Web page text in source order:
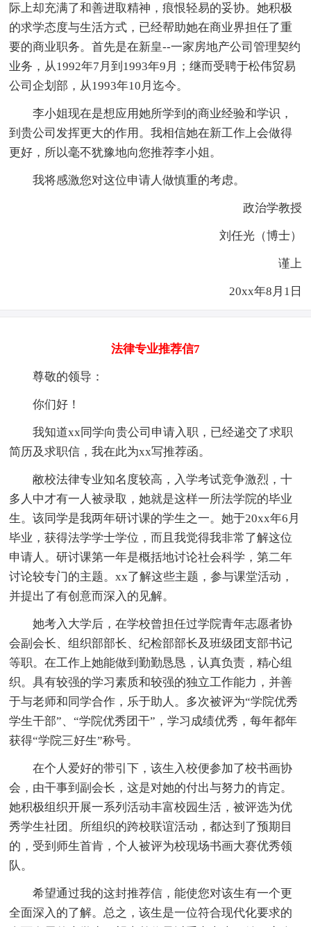
际上却充满了和善进取精神，痕恨轻易的妥协。她积极
的求学态度与生活方式，已经帮助她在商业界担任了重
要的商业职务。首先是在新皇--一家房地产公司管理契约
业务，从1992年7月到1993年9月；继而受聘于松伟贸易
公司企划部，从1993年10月迄今。
李小姐现在是想应用她所学到的商业经验和学识，
到贵公司发挥更大的作用。我相信她在新工作上会做得
更好，所以毫不犹豫地向您推荐李小姐。
我将感激您对这位申请人做慎重的考虑。
政治学教授
刘任光（博士）
谨上
20xx年8月1日
法律专业推荐信7
尊敬的领导：
你们好！
我知道xx同学向贵公司申请入职，已经递交了求职
简历及求职信，我在此为xx写推荐函。
敝校法律专业知名度较高，入学考试竞争激烈，十
多人中才有一人被录取，她就是这样一所法学院的毕业
生。该同学是我两年研讨课的学生之一。她于20xx年6月
毕业，获得法学学士学位，而且我觉得我非常了解这位
申请人。研讨课第一年是概括地讨论社会科学，第二年
讨论较专门的主题。xx了解这些主题，参与课堂活动，
并提出了有创意而深入的见解。
她考入大学后，在学校曾担任过学院青年志愿者协
会副会长、组织部部长、纪检部部长及班级团支部书记
等职。在工作上她能做到勤勤恳恳，认真负责，精心组
织。具有较强的学习素质和较强的独立工作能力，并善
于与老师和同学合作，乐于助人。多次被评为“学院优秀
学生干部”、“学院优秀团干”，学习成绩优秀，每年都年
获得“学院三好生”称号。
在个人爱好的带引下，该生入校便参加了校书画协
会，由干事到副会长，这是对她的付出与努力的肯定。
她积极组织开展一系列活动丰富校园生活，被评选为优
秀学生社团。所组织的跨校联谊活动，都达到了预期目
的，受到师生首肯，个人被评为校现场书画大赛优秀领
队。
希望通过我的这封推荐信，能使您对该生有一个更
全面深入的了解。总之，该生是一位符合现代化要求的